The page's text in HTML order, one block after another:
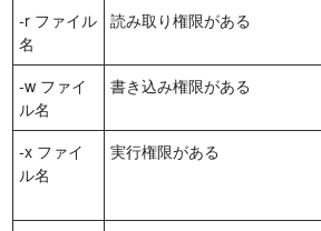
-r ファイル
名
読み取り権限がある
-w ファイ
ル名
書き込み権限がある
-x ファイ
ル名
実行権限がある